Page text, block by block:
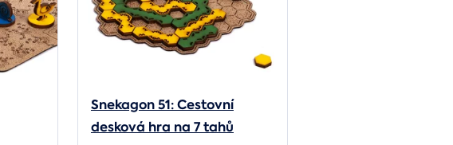
Snekagon 51: Cestovní
desková hra na 7 tahů